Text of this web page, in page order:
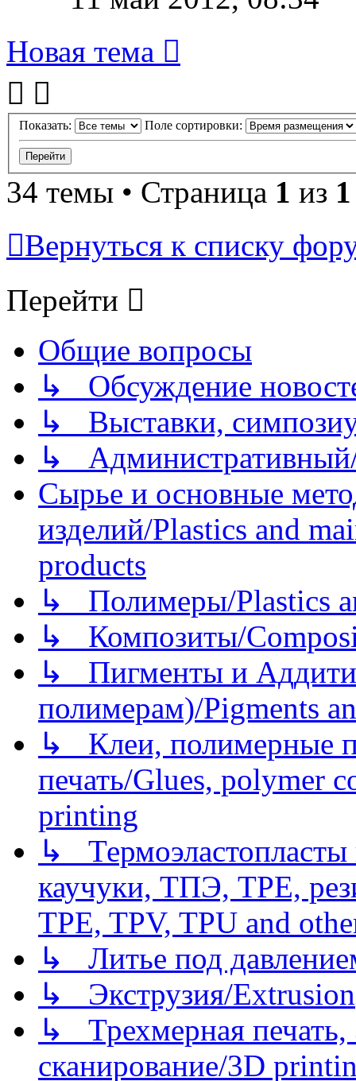
Новая тема
Показать: Поле сортировки:
34 темы • Страница 1 из 1
Вернуться к списку
Перейти
Общие вопросы
↳ Обсуждение
↳ Выставки,
↳
Сырье и основные
изделий/Plastics and
products
↳ Полимеры/Plastics
↳ Композиты/
↳ Пигменты и
полимерам)/Pigments
↳ Клеи, полимерные
печать/Glues, polymer
printing
↳
каучуки, ТПЭ, TPE,
TPE, TPV, TPU and
↳ Литье под
↳ Экструзия/Extrusion
↳ Трехмерная
сканирование/3D